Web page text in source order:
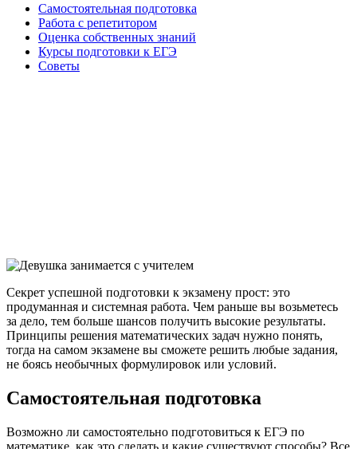
Самостоятельная подготовка
Работа с репетитором
Оценка собственных знаний
Курсы подготовки к ЕГЭ
Советы
Секрет успешной подготовки к экзамену прост: это
продуманная и системная работа. Чем раньше вы возьметесь
за дело, тем больше шансов получить высокие результаты.
Принципы решения математических задач нужно понять,
тогда на самом экзамене вы сможете решить любые задания,
не боясь необычных формулировок или условий.
Самостоятельная подготовка
Возможно ли самостоятельно подготовиться к ЕГЭ по
математике, как это сделать и какие существуют способы? Все